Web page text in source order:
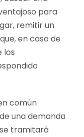
para
remitir un
en caso de
los
común
una demanda
tramitará